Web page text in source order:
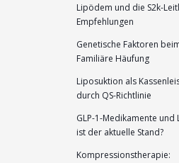
Lipödem und die S2k-
Empfehlungen
Genetische Faktoren
Familiäre Häufung
Liposuktion als
durch QS-Richtlinie
GLP-1-Medikamente und
ist der aktuelle Stand?
Kompressionstherapie: